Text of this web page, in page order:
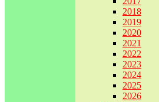
2018
2019
2020
2021
2022
2023
2024
2025
2026